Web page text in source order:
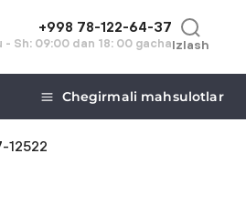
+998 78-122-64-37
- Sh: 09:00 dan 18: 00 gachaIzlash
Chegirmali mahsulotlar
12522